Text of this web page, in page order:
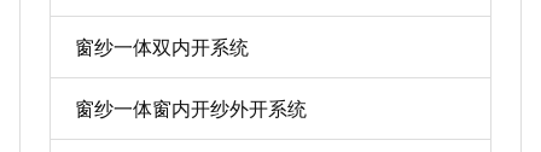
窗纱一体双内开系统
窗纱一体窗内开纱外开系统